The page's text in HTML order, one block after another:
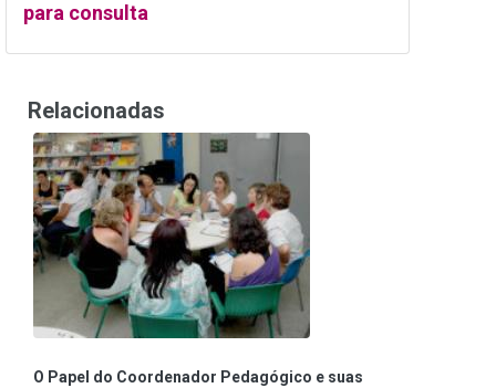
para consulta
Relacionadas
O Papel do Coordenador Pedagógico e suas